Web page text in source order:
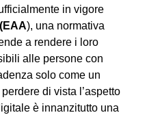
in vigore
), una normativa
a rendere i loro
alle persone con
solo come un
di vista l’aspetto
è innanzitutto una